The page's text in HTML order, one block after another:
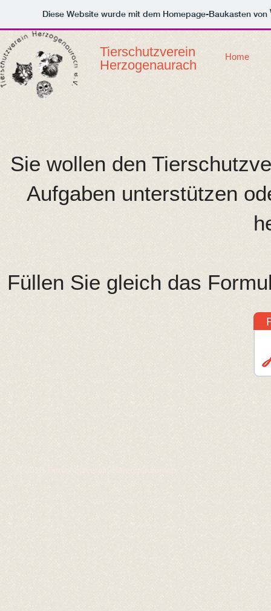
Diese Website wurde mit dem Homepage-Baukasten von
Tierschutzverein
Herzogenaurach
Home
Sie wollen den
Aufgaben unterstützen
Füllen Sie gleich das